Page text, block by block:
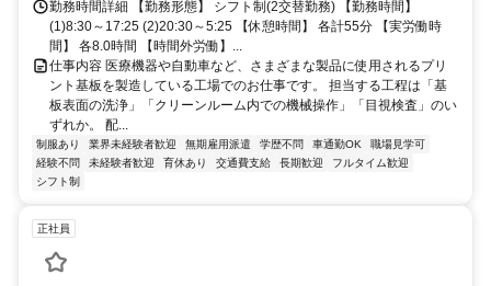
勤務時間詳細 【勤務形態】 シフト制(2交替勤務) 【勤務時間】
(1)8:30～17:25 (2)20:30～5:25 【休憩時間】 各計55分 【実労働時
間】 各8.0時間 【時間外労働】...
仕事内容 医療機器や自動車など、さまざまな製品に使用されるプリ
ント基板を製造している工場でのお仕事です。 担当する工程は「基
板表面の洗浄」「クリーンルーム内での機械操作」「目視検査」のい
ずれか。 配...
制服あり 業界未経験者歓迎 無期雇用派遣 学歴不問 車通勤OK
職場見学可
経験不問
未経験者歓迎 育休あり 交通費支給 長期歓迎
フルタイム歓迎
シフト制
正社員